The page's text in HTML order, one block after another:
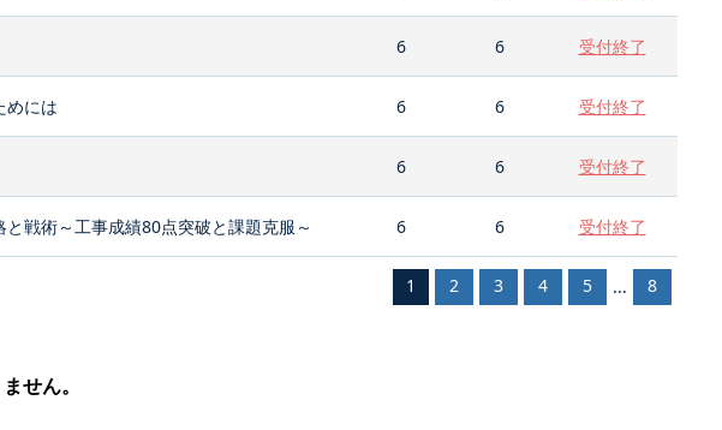
6 6 受付終了
めには 6 6 受付終了
6 6 受付終了
戦術～工事成績80点突破と課題克服～ 6 6 受付終了
1 2 3 4 5 ... 8
せん。